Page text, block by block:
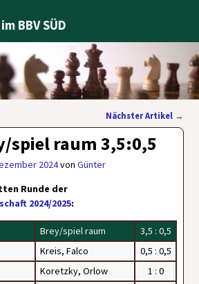
BBV SÜD
Nächster Artikel →
spiel raum 3,5:0,5
2024vonGünter
Runde der
2024/2025:
Brey/spiel raum
3,5 : 0,5
Kreis, Falco
0,5 : 0,5
Koretzky, Orlow
1 : 0